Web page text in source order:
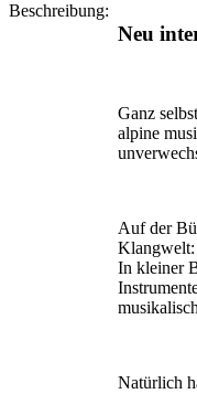
Beschreibung:
Neu
Ganz
alpine
Auf der
Klangwelt:
In kleiner
Natürlich